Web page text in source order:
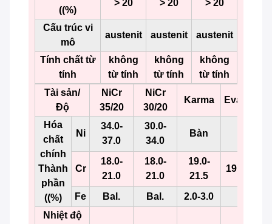
((%)
> 20 > 20 > 20
Cấu trúc vi
mô
austenit austenit austenit
Tính chất từ
tính
không
từ tính
không
từ tính
không
từ tính
Tài sản/
Độ
NiCr
35/20
NiCr
30/20
Karma Evanohm
Hóa
chất
chính
Thành
phần
((%)
Ni
34.0-
37.0
30.0-
34.0
Bàn
Cr
18.0-
21.0
18.0-
21.0
19.0-
21.5
19.0-21.5
Fe Bal. Bal. 2.0-3.0
Nhiệt độ